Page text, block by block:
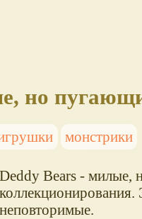
но
монстрики
Deddy Bears - милые,
неповторимые.